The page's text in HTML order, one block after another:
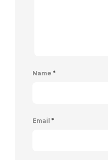
Name *
Email *